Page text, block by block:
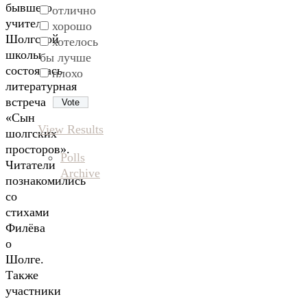
бывшего
учителя
Шолгской
школы
состоялась
литературная
встреча
«Сын
шолгских
просторов».
Читатели
познакомились
со
стихами
Филёва
о
Шолге.
Также
участники
отлично
хорошо
хотелось
бы лучше
плохо
View Results
Polls
Archive